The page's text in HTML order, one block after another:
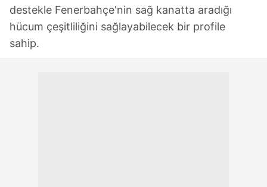
destekle Fenerbahçe'nin sağ kanatta aradığı
hücum çeşitliliğini sağlayabilecek bir profile
sahip.